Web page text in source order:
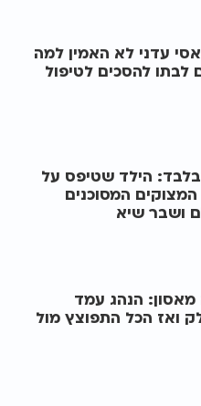
עדני לא האמין למה
לבתו להסכים לטיפול
בן 7 בלבד: הילד שטיפס על
המסוכנים
ושבר שיא
מאסון: הנהג עמד
ואז הכל התפוצץ מול